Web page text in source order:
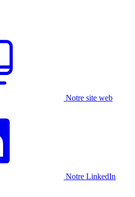
Notre site web
Notre LinkedIn